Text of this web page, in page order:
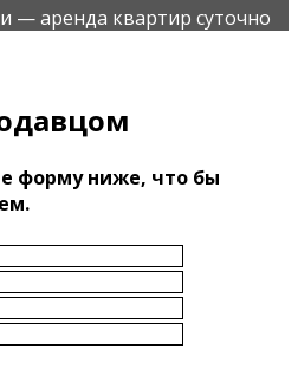
— аренда квартир суточно
форму ниже, что бы